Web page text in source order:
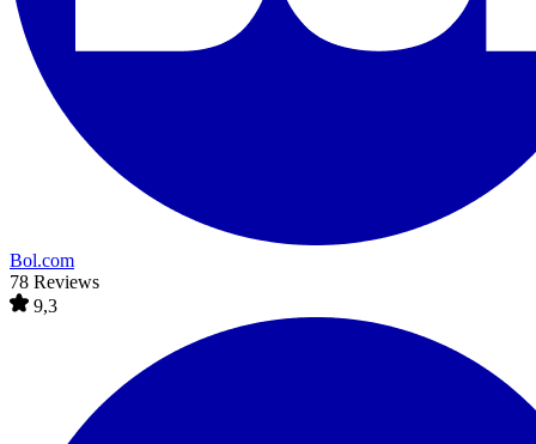
Bol.com
78 Reviews
9,3